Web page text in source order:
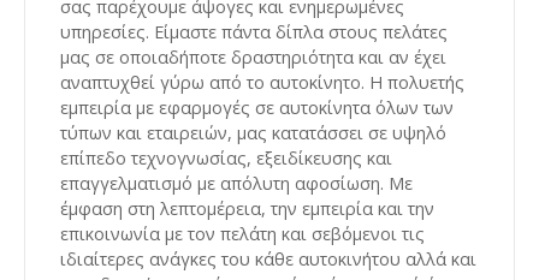
σας παρέχουμε άψογες και ενημερωμένες
υπηρεσίες. Είμαστε πάντα δίπλα στους πελάτες
μας σε οποιαδήποτε δραστηριότητα και αν έχει
αναπτυχθεί γύρω από το αυτοκίνητο. Η πολυετής
εμπειρία με εφαρμογές σε αυτοκίνητα όλων των
τύπων και εταιρειών, μας κατατάσσει σε υψηλό
επίπεδο τεχνογνωσίας, εξειδίκευσης και
επαγγελματισμό με απόλυτη αφοσίωση. Με
έμφαση στη λεπτομέρεια, την εμπειρία και την
επικοινωνία με τον πελάτη και σεβόμενοι τις
ιδιαίτερες ανάγκες του κάθε αυτοκινήτου αλλά και